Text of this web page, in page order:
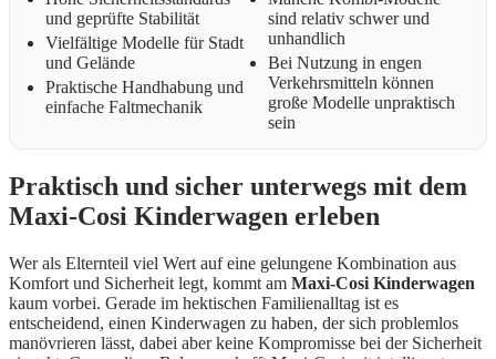
und geprüfte Stabilität
Vielfältige Modelle für Stadt
und Gelände
Praktische Handhabung und
einfache Faltmechanik
sind relativ schwer und
unhandlich
Bei Nutzung in engen
Verkehrsmitteln können
große Modelle unpraktisch
sein
Praktisch und sicher unterwegs mit dem
Maxi-Cosi Kinderwagen erleben
Wer als Elternteil viel Wert auf eine gelungene Kombination aus
Komfort und Sicherheit legt, kommt am Maxi-Cosi Kinderwagen
kaum vorbei. Gerade im hektischen Familienalltag ist es
entscheidend, einen Kinderwagen zu haben, der sich problemlos
manövrieren lässt, dabei aber keine Kompromisse bei der Sicherheit